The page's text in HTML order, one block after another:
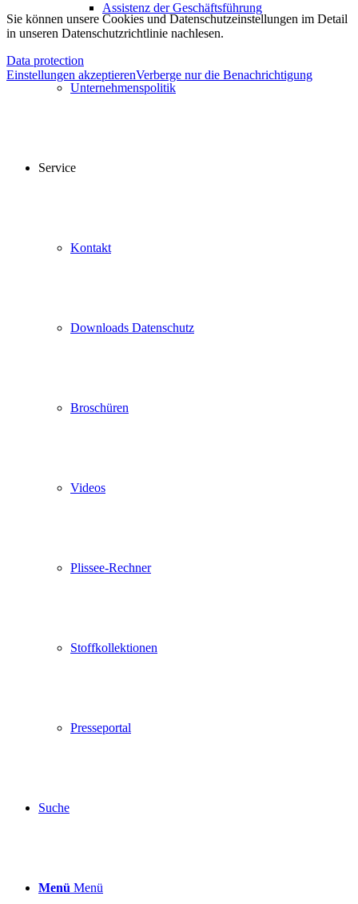
Assistenz der Geschäftsführung
Unternehmenspolitik
Service
Kontakt
Downloads Datenschutz
Broschüren
Videos
Plissee-Rechner
Stoffkollektionen
Presseportal
Suche
Menü Menü
Sie können unsere Cookies und Datenschutzeinstellungen im Detail
in unseren Datenschutzrichtlinie nachlesen.
Data protection
Einstellungen akzeptierenVerberge nur die Benachrichtigung